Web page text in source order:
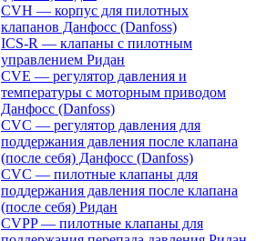
CVH — корпус для пилотных
клапанов Данфосс (Danfoss)
ICS-R — клапаны с пилотным
управлением Ридан
CVE — регулятор давления и
температуры с моторным приводом
Данфосс (Danfoss)
CVС — регулятор давления для
поддержания давления после клапана
(после себя) Данфосс (Danfoss)
CVС — пилотные клапаны для
поддержания давления после клапана
(после себя) Ридан
CVPP — пилотные клапаны для